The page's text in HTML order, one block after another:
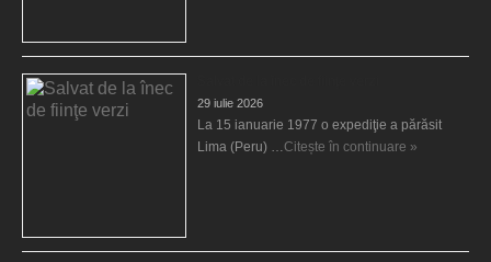
29 iulie 2026
La 15 ianuarie 1977 o expediţie a părăsit
Lima (Peru) … Citește în continuare »